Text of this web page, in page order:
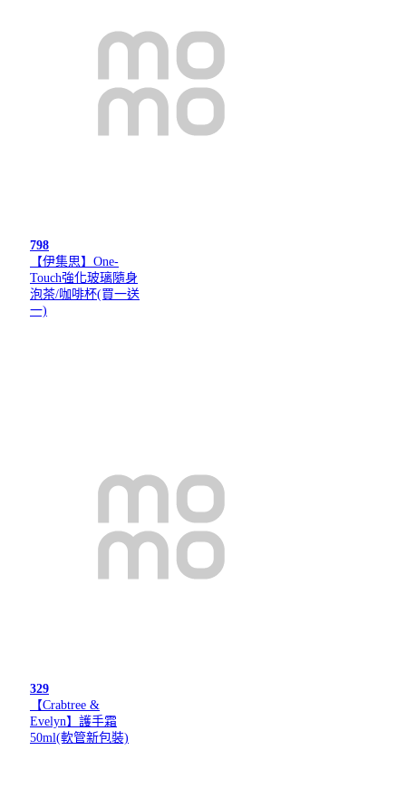
798
【伊集思】One-
Touch強化玻璃隨身
泡茶/咖啡杯(買一送
一)
329
【Crabtree &
Evelyn】護手霜
50ml(軟管新包裝)